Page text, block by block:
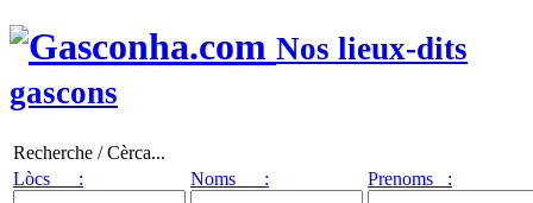
Nos lieux-dits
gascons
Recherche / Cèrca...
Lòcs :
Noms : Prenoms :